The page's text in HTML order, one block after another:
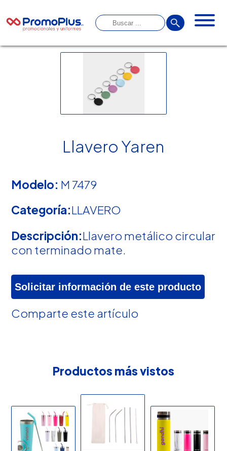
Llavero Yaren
Modelo: M 7479
Categoría:LLAVERO
Descripción:Llavero metálico circular
con terminado mate.
Solicitar información de este producto
Comparte este artículo
Productos más vistos